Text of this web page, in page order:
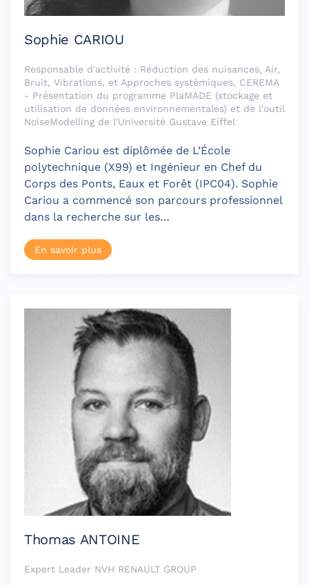
Sophie CARIOU
Responsable d'activité : Réduction des nuisances, Air,
Bruit, Vibrations, et Approches systémiques, CEREMA
- Présentation du programme PlaMADE (stockage et
utilisation de données environnementales) et de l'outil
NoiseModelling de l'Université Gustave Eiffel
Sophie Cariou est diplômée de L’École
polytechnique (X99) et Ingénieur en Chef du
Corps des Ponts, Eaux et Forêt (IPC04). Sophie
Cariou a commencé son parcours professionnel
dans la recherche sur les…
En savoir plus
Thomas ANTOINE
Expert Leader NVH RENAULT GROUP